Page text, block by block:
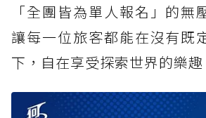
「全團皆為單人報名」的無
讓每一位旅客都能在沒有既
下，自在享受探索世界的樂趣